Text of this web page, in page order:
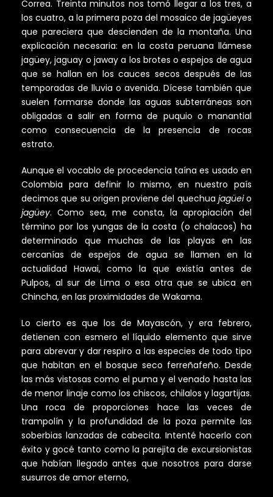
Correa. Treinta minutos nos tomó llegar a los tres, a
los cuatro, a la primera poza del mosaico de jagüeyes
que pareciera que descienden de la montaña. Una
explicación necesaria: en la costa peruana llámese
jagüey, jaguay o jaway a los brotes o espejos de agua
que se hallan en los cauces secos después de las
temporadas de lluvia o avenida. Dícese también que
suelen formarse donde las aguas subterráneas son
obligadas a salir en forma de puquio o manantial
como consecuencia de la presencia de rocas
estrato.
Aunque el vocablo de procedencia taína es usado en
Colombia para definir lo mismo, en nuestro país
decimos que su origen proviene del quechua jagüeio
jagüey. Como sea, me consta, la apropiación del
término por los yungas de la costa (o chalacos) ha
determinado que muchas de las playas en las
cercanías de espejos de agua se llamen en la
actualidad Hawai, como la que existía antes de
Pulpos, al sur de Lima o esa otra que se ubica en
Chincha, en las proximidades de Wakama.
Lo cierto es que los de Mayascón, y era febrero,
detienen con esmero el líquido elemento que sirve
para abrevar y dar respiro a las especies de todo tipo
que habitan en el bosque seco ferreñafeño. Desde
las más vistosas como el puma y el venado hasta las
de menor linaje como los chiscos, chilalos y lagartijas.
Una roca de proporciones hace las veces de
trampolín y la profundidad de la poza permite las
soberbias lanzadas de cabecita. Intenté hacerlo con
éxito y gocé tanto como la parejita de excursionistas
que habían llegado antes que nosotros para darse
susurros de amor eterno,